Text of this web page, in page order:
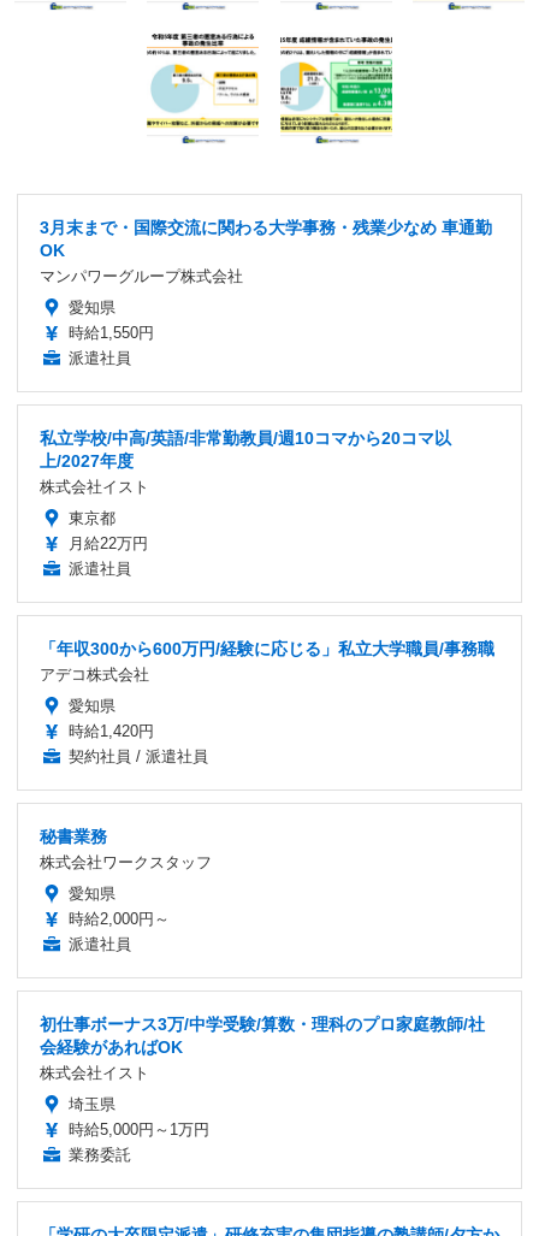
3月末まで・国際交流に関わる大学事務・残業少なめ 車通勤
OK
マンパワーグループ株式会社
愛知県
時給1,550円
派遣社員
私立学校/中高/英語/非常勤教員/週10コマから20コマ以
上/2027年度
株式会社イスト
東京都
月給22万円
派遣社員
「年収300から600万円/経験に応じる」私立大学職員/事務職
アデコ株式会社
愛知県
時給1,420円
契約社員 / 派遣社員
秘書業務
株式会社ワークスタッフ
愛知県
時給2,000円～
派遣社員
初仕事ボーナス3万/中学受験/算数・理科のプロ家庭教師/社
会経験があればOK
株式会社イスト
埼玉県
時給5,000円～1万円
業務委託